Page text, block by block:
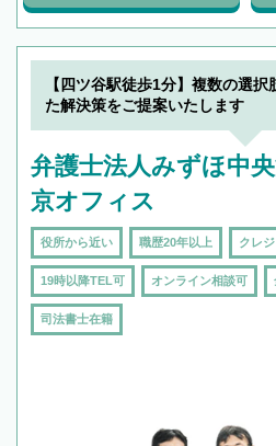
【四ツ谷駅徒歩1分】複数の選
た解決策をご提案いたします
弁護士法人みずほ中
京オフィス
役所から近い 職歴20年以上 クレ
19時以降TEL可 オンライン相談可
司法書士在籍